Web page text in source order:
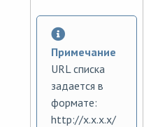
Примечание
URL списка
задается в
формате:
http://x.x.x.x/